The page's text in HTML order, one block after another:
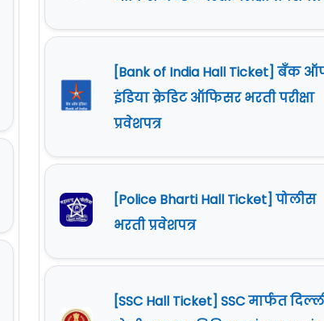
[Bank of India Hall Ticket] बँक
इंडिया क्रेडिट ऑफिसर भरती परीक्षा
प्रवेशपत्र
[Police Bharti Hall Ticket] पोलीस
भरती प्रवेशपत्र
[SSC Hall Ticket] SSC मार्फत